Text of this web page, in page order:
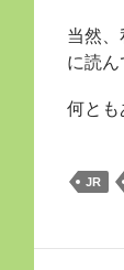
当然
に読ん
何とも
JR